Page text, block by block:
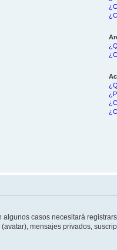
casos necesitará
mensajes privados,